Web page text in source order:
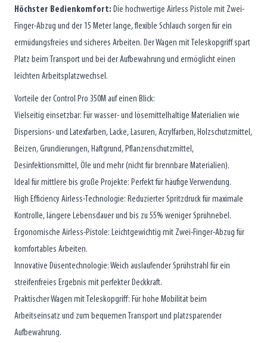
Höchster Bedienkomfort: Die hochwertige Airless Pistole mit Zwei-
Finger-Abzug und der 15 Meter lange, flexible Schlauch sorgen für ein
ermüdungsfreies und sicheres Arbeiten. Der Wagen mit Teleskopgriff spart
Platz beim Transport und bei der Aufbewahrung und ermöglicht einen
leichten Arbeitsplatzwechsel.
Vorteile der Control Pro 350M auf einen Blick:
Vielseitig einsetzbar: Für wasser- und lösemittelhaltige Materialien wie
Dispersions- und Latexfarben, Lacke, Lasuren, Acrylfarben, Holzschutzmittel,
Beizen, Grundierungen, Haftgrund, Pflanzenschutzmittel,
Desinfektionsmittel, Öle und mehr (nicht für brennbare Materialien).
Ideal für mittlere bis große Projekte: Perfekt für häufige Verwendung.
High Efficiency Airless-Technologie: Reduzierter Spritzdruck für maximale
Kontrolle, längere Lebensdauer und bis zu 55% weniger Sprühnebel.
Ergonomische Airless-Pistole: Leichtgewichtig mit Zwei-Finger-Abzug für
komfortables Arbeiten.
Innovative Düsentechnologie: Weich auslaufender Sprühstrahl für ein
streifenfreies Ergebnis mit perfekter Deckkraft.
Praktischer Wagen mit Teleskopgriff: Für hohe Mobilität beim
Arbeitseinsatz und zum bequemen Transport und platzsparender
Aufbewahrung.